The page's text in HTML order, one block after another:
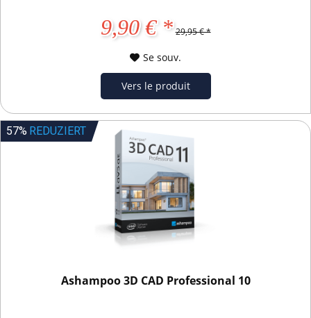
9,90 € * 29,95 € *
Se souv.
Vers le produit
57% REDUZIERT
Ashampoo 3D CAD Professional 10